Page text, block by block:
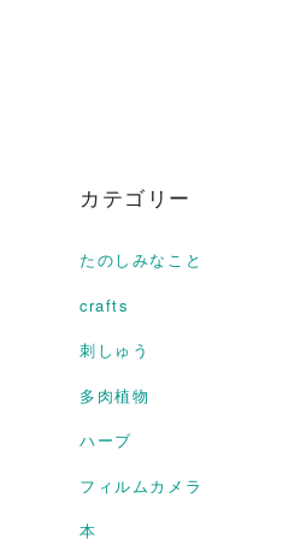
カテゴリー
たのしみなこと
crafts
刺しゅう
多肉植物
ハーブ
フィルムカメラ
本